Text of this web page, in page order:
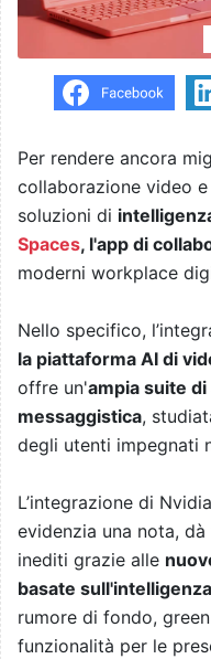
Per rendere ancora
collaborazione video e
soluzioni di
Spaces, l'app di
moderni workplace
Nello specifico,
la piattaforma AI di
offre un'ampia suite
messaggistica,
degli utenti impegnati
L’integrazione di
evidenzia una nota,
inediti grazie alle
basate
rumore di fondo,
funzionalità per le